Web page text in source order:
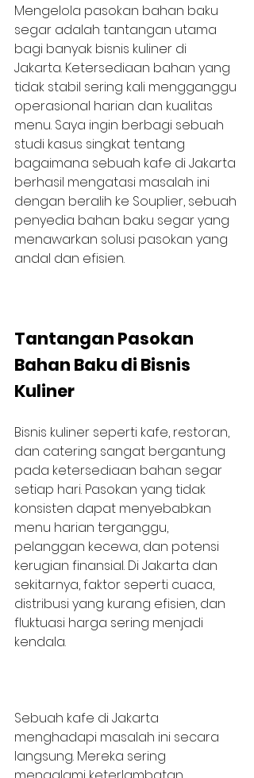
Mengelola pasokan bahan baku
segar adalah tantangan utama
bagi banyak bisnis kuliner di
Jakarta. Ketersediaan bahan yang
tidak stabil sering kali mengganggu
operasional harian dan kualitas
menu. Saya ingin berbagi sebuah
studi kasus singkat tentang
bagaimana sebuah kafe di Jakarta
berhasil mengatasi masalah ini
dengan beralih ke Souplier, sebuah
penyedia bahan baku segar yang
menawarkan solusi pasokan yang
andal dan efisien.
Tantangan Pasokan
Bahan Baku di Bisnis
Kuliner
Bisnis kuliner seperti kafe, restoran,
dan catering sangat bergantung
pada ketersediaan bahan segar
setiap hari. Pasokan yang tidak
konsisten dapat menyebabkan
menu harian terganggu,
pelanggan kecewa, dan potensi
kerugian finansial. Di Jakarta dan
sekitarnya, faktor seperti cuaca,
distribusi yang kurang efisien, dan
fluktuasi harga sering menjadi
kendala.
Sebuah kafe di Jakarta
menghadapi masalah ini secara
langsung. Mereka sering